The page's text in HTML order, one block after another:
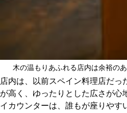
木の温もりあふれる店内は余裕の
店内は、以前スペイン料理店だっ
が高く、ゆったりとした広さが心
イカウンターは、誰もが座りやす